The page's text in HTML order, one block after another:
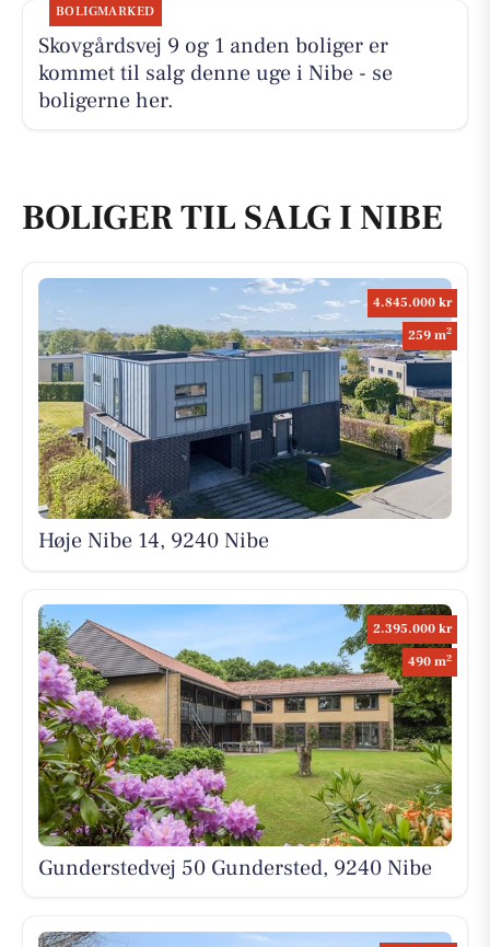
BOLIGMARKED
Skovgårdsvej 9 og 1 anden boliger er
kommet til salg denne uge i Nibe - se
boligerne her.
BOLIGER TIL SALG I NIBE
4.845.000 kr
259 m2
Høje Nibe 14, 9240 Nibe
2.395.000 kr
490 m2
Gunderstedvej 50 Gundersted, 9240 Nibe